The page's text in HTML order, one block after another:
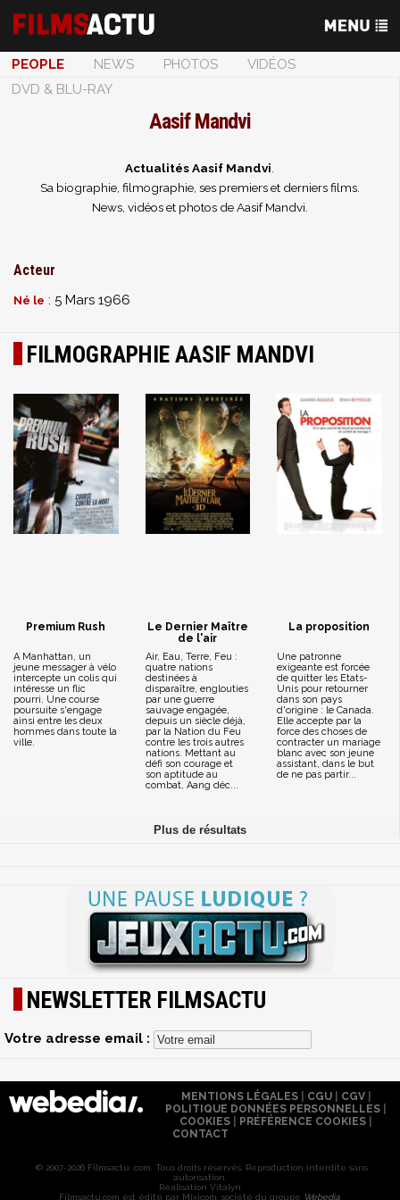
PEOPLE NEWS PHOTOS
VIDÉOS
DVD & BLU-RAY
Aasif Mandvi
Actualités Aasif Mandvi
Sa biographie, filmographie, ses premiers et derniers films.
News, vidéos et photos de Aasif Mandvi.
Acteur
Né le : 5 Mars 1966
FILMOGRAPHIE AASIF MANDVI
Premium Rush
A Manhattan, un
jeune messager à vélo
intercepte un colis qui
intéresse un flic
pourri. Une course
poursuite s'engage
ainsi entre les deux
hommes dans toute la
ville.
Le Dernier Maître
de l'air
Air, Eau, Terre, Feu :
quatre nations
destinées à
disparaître, englouties
par une guerre
sauvage engagée,
depuis un siècle déjà,
par la Nation du Feu
contre les trois autres
nations. Mettant au
défi son courage et
son aptitude au
combat, Aang déc...
La proposition
Une patronne
exigeante est forcée
de quitter les Etats-
Unis pour retourner
dans son pays
d'origine : le Canada.
Elle accepte par la
force des choses de
contracter un mariage
blanc avec son jeune
assistant, dans le but
de ne pas partir...
NEWSLETTER FILMSACTU
Votre adresse email :
MENTIONS LÉGALES| CGU| CGV|
POLITIQUE DONNÉES PERSONNELLES
COOKIES
PRÉFÉRENCE COOKIES
CONTACT
© 2007-2026 Filmsactu .com. Tous droits réservés. Reproduction interdite sans
autorisation.
Réalisation Vitalyn
Filmsactu .com est édité par Mixicom, société du groupe Webedia.